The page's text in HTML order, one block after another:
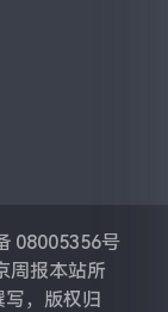
08005356号
周报本站所
，版权归